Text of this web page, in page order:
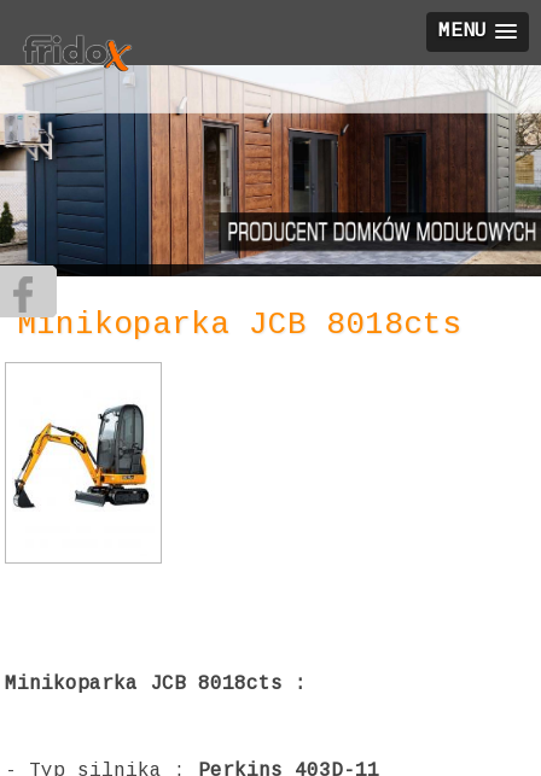
MENU
Minikoparka JCB 8018cts
Minikoparka JCB 8018cts :
- Typ silnika :
Perkins 403D-11